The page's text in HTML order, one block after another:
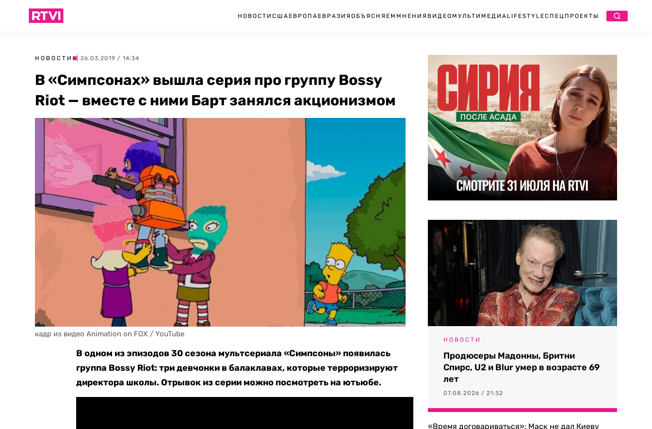
НОВОСТИ США ЕВРОПА ЕВРАЗИЯ ОБЪЯСНЯЕМ МНЕНИЯ ВИДЕО МУЛЬТИМЕДИА LIFESTYLEСПЕЦПРОЕКТЫ
НОВОСТИ | 26.03.2019 / 14:34
В «Симпсонах» вышла серия про группу Bossy
Riot — вместе с ними Барт занялся акционизмом
кадр из видео Animation on FOX / YouTube
В одном из эпизодов 30 сезона мультсериала «Симпсоны» появилась
группа Bossy Riot: три девчонки в балаклавах, которые терроризируют
директора школы. Отрывок из серии можно посмотреть на ютьюбе.
НОВОСТИ
Продюсеры Мадонны, Бритни
Спирс, U2 и Blur умер в возрасте 69
лет
07.08.2026 / 21:32
«Время договариваться»: Маск не дал Киеву